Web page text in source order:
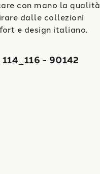
con mano la qualità
dalle collezioni
e design italiano.
- 90142